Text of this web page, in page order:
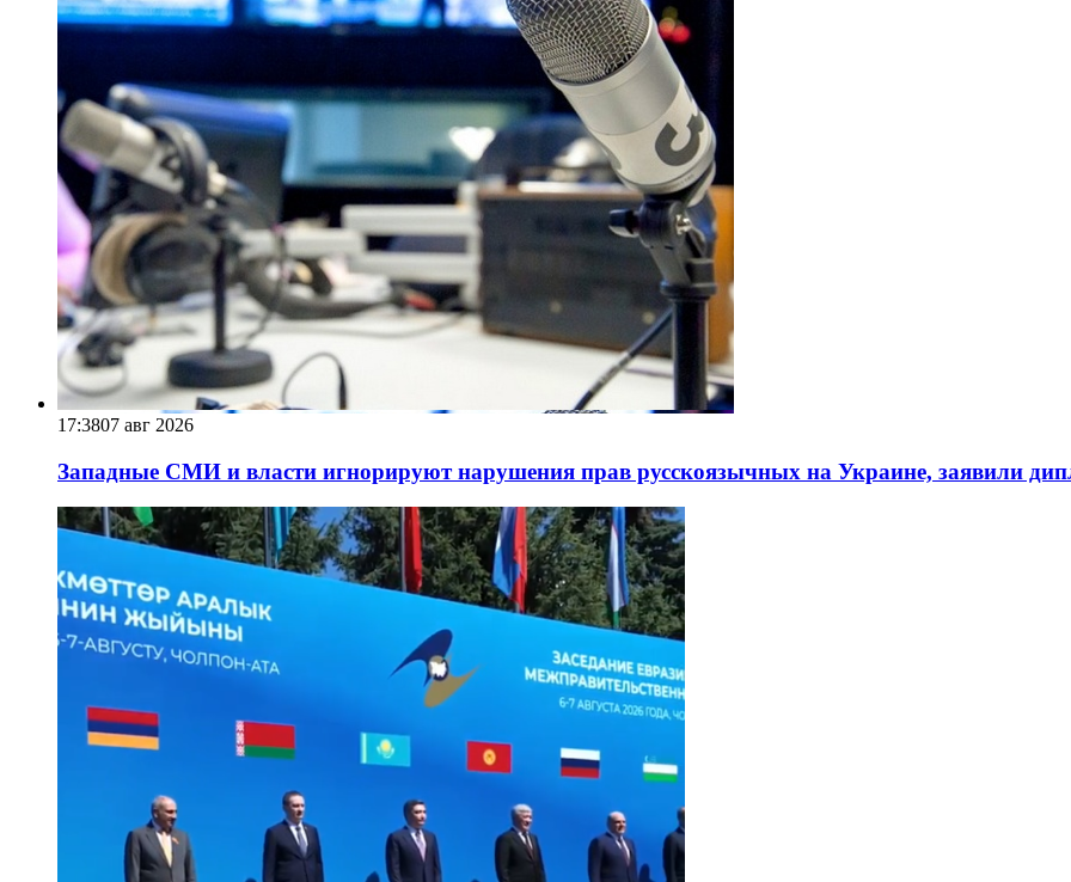
17:3807 авг 2026
Западные СМИ и власти игнорируют нарушения прав русскоязычных на Украине, заявили